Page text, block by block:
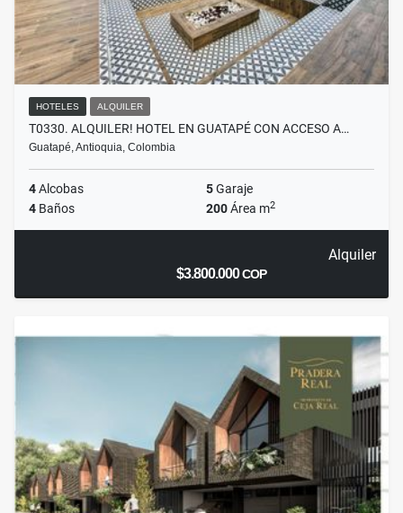
HOTELES ALQUILER
T0330. ALQUILER! HOTEL EN GUATAPÉ CON ACCESO A…
Guatapé, Antioquia, Colombia
4Alcobas 5Garaje
4 Baños 200Área m2
Alquiler
$3.800.000COP